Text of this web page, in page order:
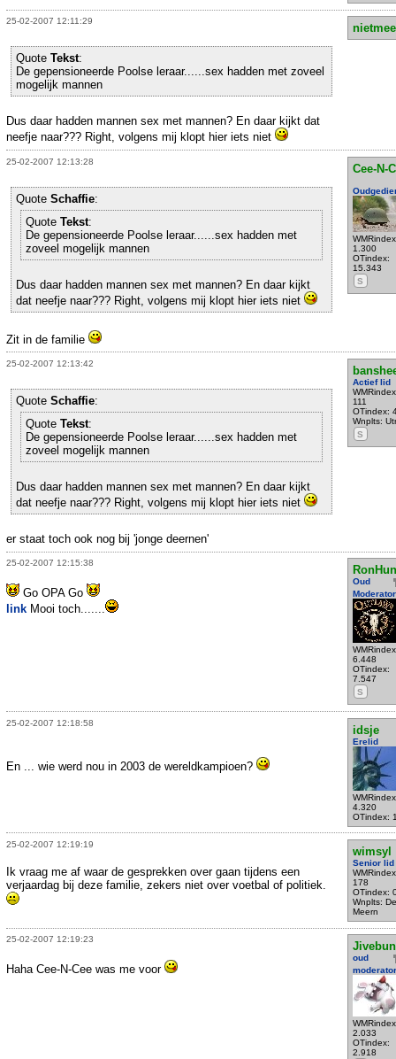
25-02-2007 12:11:29
Quote Tekst:
De gepensioneerde Poolse leraar......sex hadden met zoveel
mogelijk mannen
Dus daar hadden mannen sex met mannen? En daar kijkt dat
neefje naar??? Right, volgens mij klopt hier iets niet
25-02-2007 12:13:28
Cee-N-
1.300
OTindex:
15.343
S
Quote Schaffie:
Quote Tekst:
De gepensioneerde Poolse leraar......sex hadden met
zoveel mogelijk mannen
Dus daar hadden mannen sex met mannen? En daar kijkt
dat neefje naar??? Right, volgens mij klopt hier iets niet
Zit in de familie
25-02-2007 12:13:42
Actief lid
111
OTindex:
Wnplts:
S
Quote Schaffie:
Quote Tekst:
De gepensioneerde Poolse leraar......sex hadden met
zoveel mogelijk mannen
Dus daar hadden mannen sex met mannen? En daar kijkt
dat neefje naar??? Right, volgens mij klopt hier iets niet
er staat toch ook nog bij 'jonge deernen'
25-02-2007 12:15:38
Oud
Moderator
6.448
OTindex:
7.547
S
Go OPA Go
link Mooi toch.......
25-02-2007 12:18:58
idsje
Erelid
4.320
OTindex:
En ... wie werd nou in 2003 de wereldkampioen?
25-02-2007 12:19:19
wimsyl
Senior lid
178
OTindex:
Wnplts: De
Meern
Ik vraag me af waar de gesprekken over gaan tijdens een
verjaardag bij deze familie, zekers niet over voetbal of politiek.
25-02-2007 12:19:23
oud
moderator
2.033
OTindex:
2.918
Haha Cee-N-Cee was me voor